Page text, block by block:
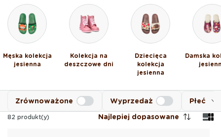
Męska kolekcja
jesienna
Kolekcja na
deszczowe dni
Dziecięca
kolekcja
jesienna
Damska
Płeć
Zrównoważone Wyprzedaż
82 produkt(y) Najlepiej dopasowane